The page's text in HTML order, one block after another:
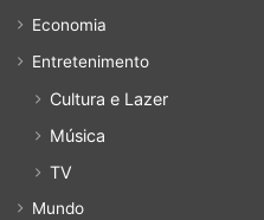
Economia
Entretenimento
Cultura e Lazer
Música
TV
Mundo